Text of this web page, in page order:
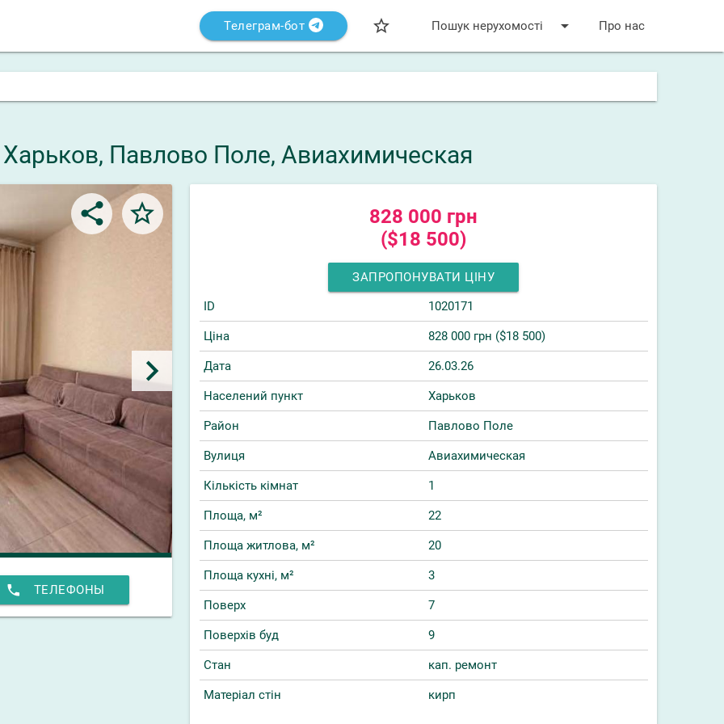
Телеграм-бот star_bordered arrow_drop_down
Пошук нерухомості Про нас
Харьков, Павлово Поле, Авиахимическая
share star_border
keyboard_arrow_right
phone ТЕЛЕФОНЫ
828 000 грн
($18 500)
ЗАПРОПОНУВАТИ ЦІНУ
ID
1020171
Ціна 828 000 грн ($18 500)
Дата 26.03.26
Населений пункт Харьков
Район Павлово Поле
Вулиця Авиахимическая
Кількість кімнат 1
Площа, м² 22
Площа житлова, м² 20
Площа кухні, м² 3
Поверх 7
Поверхів буд 9
Стан кап. ремонт
Матеріал стін кирп